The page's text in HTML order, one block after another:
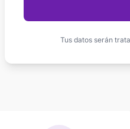
Tus datos serán